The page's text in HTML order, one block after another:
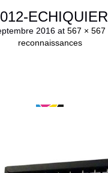
ECHIQUIER
2016 at 567 × 567
reconnaissances